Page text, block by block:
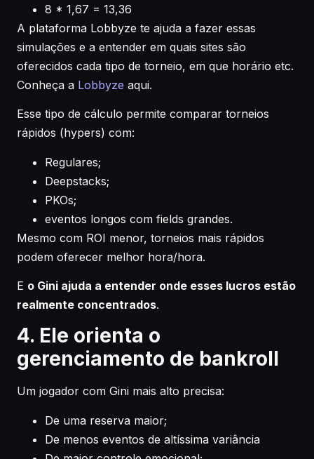
8 * 1,67 = 13,36
A plataforma Lobbyze te ajuda a fazer essas
simulações e a entender em quais sites são
oferecidos cada tipo de torneio, em que horário etc.
Conheça a Lobbyze aqui.
Esse tipo de cálculo permite comparar torneios
rápidos (hypers) com:
Regulares;
Deepstacks;
PKOs;
eventos longos com fields grandes.
Mesmo com ROI menor, torneios mais rápidos
podem oferecer melhor hora/hora.
E o Gini ajuda a entender onde esses lucros estão
realmente concentrados.
4. Ele orienta o
gerenciamento de bankroll
Um jogador com Gini mais alto precisa:
De uma reserva maior;
De menos eventos de altíssima variância